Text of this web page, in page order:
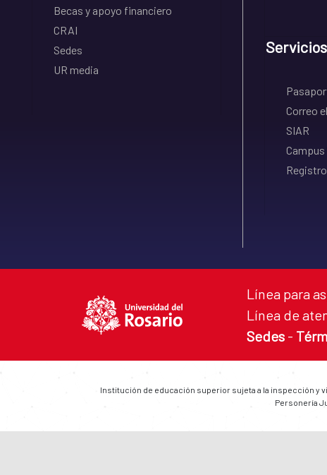
Becas y apoyo financiero
CRAI
Sedes
UR media
Correo
SIAR
Línea para
Línea de
Sedes -
Institución de educación superior sujeta a la inspección y
Personería